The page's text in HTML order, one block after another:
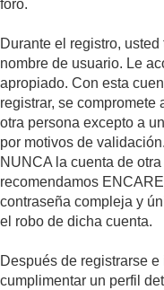
foro.
Durante el registro,
nombre de usuario. Le
apropiado. Con esta
registrar, se compromete
otra persona excepto a
por motivos de
NUNCA la cuenta de
recomendamos
contraseña compleja y
el robo de dicha cuenta.
Después de registrarse
cumplimentar un perfil